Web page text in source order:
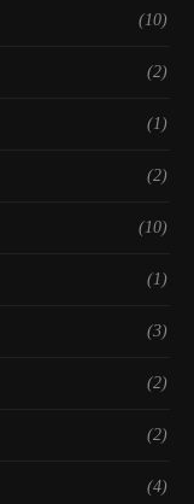
(10)
(2)
(1)
(2)
(10)
(1)
(3)
(2)
(2)
(4)